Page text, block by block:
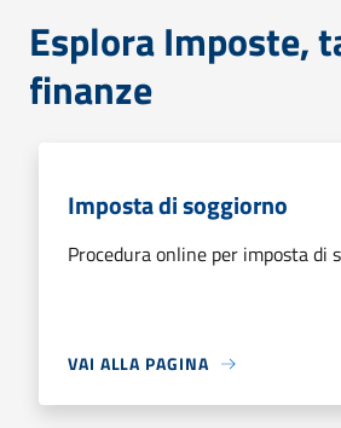
Esplora Imposte,
finanze
Imposta di soggiorno
Procedura online per imposta di
VAI ALLA PAGINA